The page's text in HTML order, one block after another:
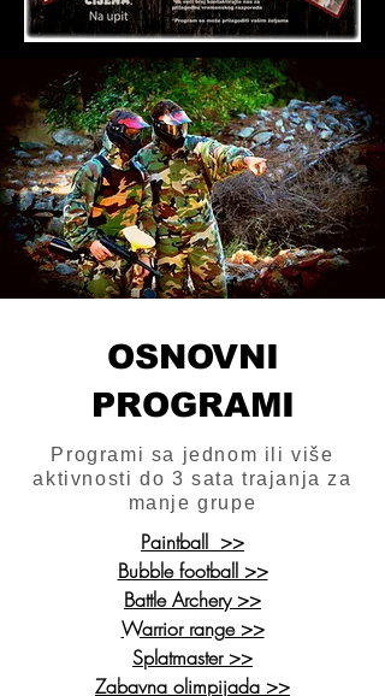
OSNOVNI
PROGRAMI
Programi sa jednom ili više
aktivnosti do 3 sata trajanja za
manje grupe
Paintball >>
Bubble football >>
Battle Archery >>
Warrior range >>
Splatmaster >>
Zabavna olimpijada >>